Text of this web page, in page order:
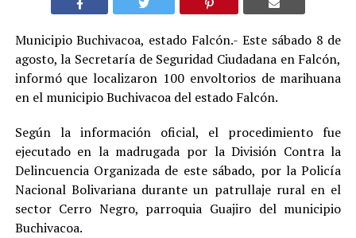
Municipio Buchivacoa, estado Falcón.- Este sábado 8 de
agosto, la Secretaría de Seguridad Ciudadana en Falcón,
informó que localizaron 100 envoltorios de marihuana
en el municipio Buchivacoa del estado Falcón.
Según la información oficial, el procedimiento fue
ejecutado en la madrugada por la División Contra la
Delincuencia Organizada de este sábado, por la Policía
Nacional Bolivariana durante un patrullaje rural en el
sector Cerro Negro, parroquia Guajiro del municipio
Buchivacoa.